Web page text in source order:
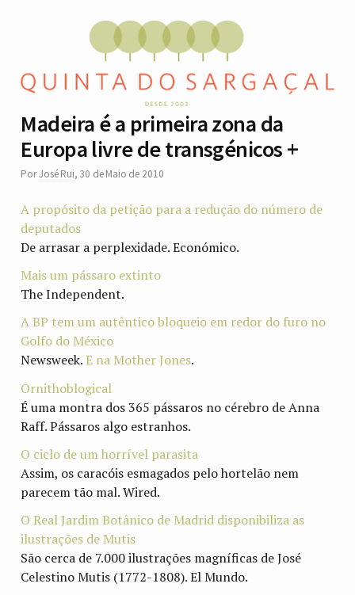
Madeira é a primeira zona da
Europa livre de transgénicos +
PorJosé Rui, 30 de Maio de 2010
A propósito da petição para a redução do número de
deputados
De arrasar a perplexidade. Económico.
Mais um pássaro extinto
The Independent.
A BP tem um autêntico bloqueio em redor do furo no
Golfo do México
Newsweek. E na Mother Jones.
Ornithoblogical
É uma montra dos 365 pássaros no cérebro de Anna
Raff. Pássaros algo estranhos.
O ciclo de um horrível parasita
Assim, os caracóis esmagados pelo hortelão nem
parecem tão mal. Wired.
O Real Jardim Botânico de Madrid disponibiliza as
ilustrações de Mutis
São cerca de 7.000 ilustrações magníficas de José
Celestino Mutis (1772-1808). El Mundo.